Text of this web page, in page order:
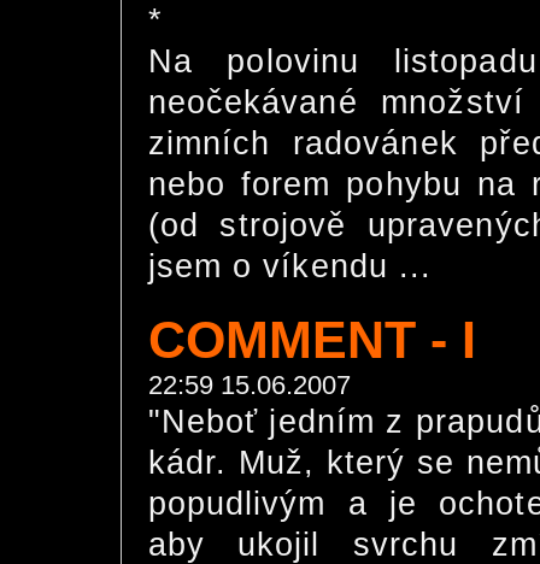
*
Na polovinu
neočekávané
zimních radovánek
nebo forem pohybu na
(od strojově
jsem o víkendu ...
COMMENT - I
22:59 15.06.2007
"Neboť jedním z
kádr. Muž, který se
popudlivým a je
aby ukojil svrchu